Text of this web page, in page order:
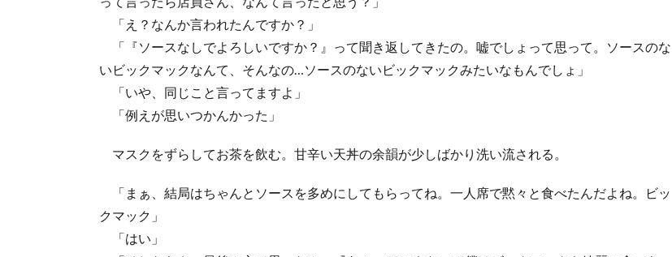
「え？なんか言われたんですか？」
「『ソースなしでよろしいですか？』って聞き返してきたの。嘘でしょって思って。ソースのな
いビックマックなんて、そんなの…ソースのないビックマックみたいなもんでしょ」
「いや、同じこと言ってますよ」
「例えが思いつかんかった」
マスクをずらしてお茶を飲む。甘辛い天丼の余韻が少しばかり洗い流される。
「まぁ、結局はちゃんとソースを多めにしてもらってね。一人席で黙々と食べたんだよね。ビッ
クマック」
「はい」